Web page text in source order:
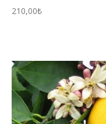
210,00₺